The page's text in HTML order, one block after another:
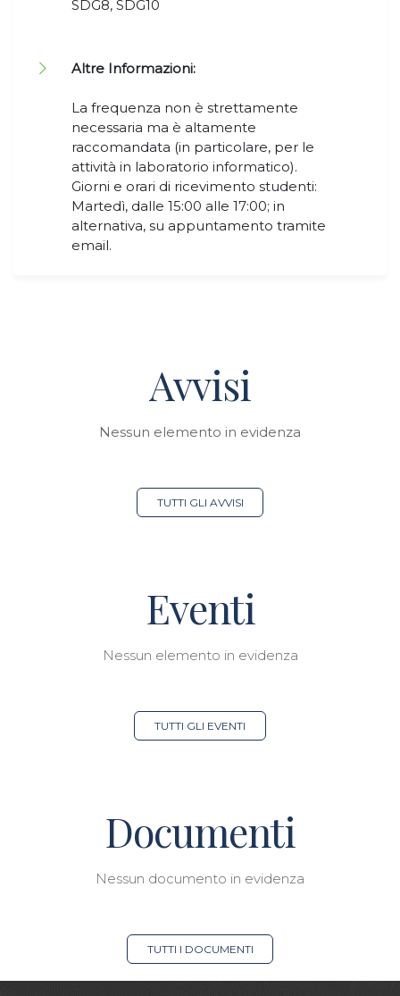
SDG8, SDG10
Altre Informazioni:
La frequenza non è strettamente
necessaria ma è altamente
raccomandata (in particolare, per le
attività in laboratorio informatico).
Giorni e orari di ricevimento studenti:
Martedì, dalle 15:00 alle 17:00; in
alternativa, su appuntamento tramite
email.
Avvisi
Nessun elemento in evidenza
TUTTI GLI AVVISI
Eventi
Nessun elemento in evidenza
TUTTI GLI EVENTI
Documenti
Nessun documento in evidenza
TUTTI I DOCUMENTI